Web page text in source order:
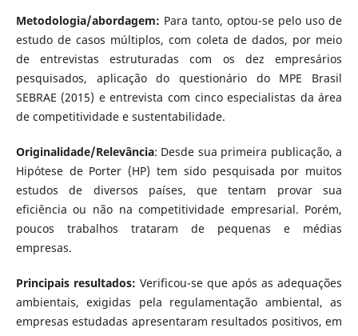
Metodologia/abordagem: Para tanto, optou-se pelo uso de
estudo de casos múltiplos, com coleta de dados, por meio
de entrevistas estruturadas com os dez empresários
pesquisados, aplicação do questionário do MPE Brasil
SEBRAE (2015) e entrevista com cinco especialistas da área
de competitividade e sustentabilidade.
Originalidade/Relevância: Desde sua primeira publicação, a
Hipótese de Porter (HP) tem sido pesquisada por muitos
estudos de diversos países, que tentam provar sua
eficiência ou não na competitividade empresarial. Porém,
poucos trabalhos trataram de pequenas e médias
empresas.
Principais resultados: Verificou-se que após as adequações
ambientais, exigidas pela regulamentação ambiental, as
empresas estudadas apresentaram resultados positivos, em